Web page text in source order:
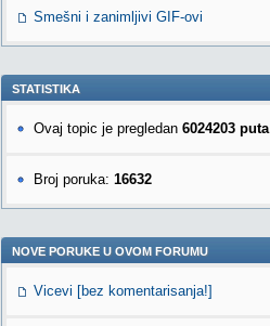
Smešni i zanimljivi GIF-ovi
STATISTIKA
Ovaj topic je pregledan 6024203 puta
Broj poruka: 16632
NOVE PORUKE U OVOM FORUMU
Vicevi [bez komentarisanja!]